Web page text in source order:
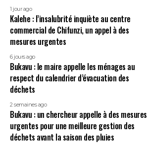
1 jour ago
Kalehe : l’insalubrité inquiète au centre
commercial de Chifunzi, un appel à des
mesures urgentes
6 jours ago
Bukavu : le maire appelle les ménages au
respect du calendrier d’évacuation des
déchets
2 semaines ago
Bukavu : un chercheur appelle à des mesures
urgentes pour une meilleure gestion des
déchets avant la saison des pluies